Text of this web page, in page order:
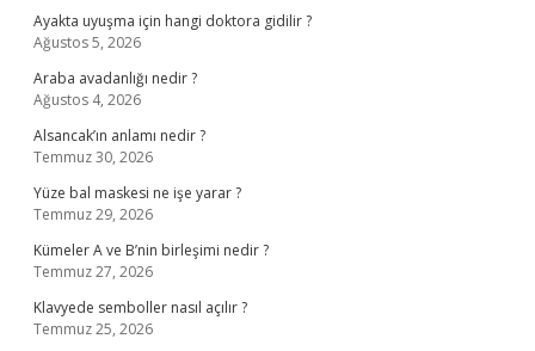
Ayakta uyuşma için hangi doktora gidilir ?
Ağustos 5, 2026
Araba avadanlığı nedir ?
Ağustos 4, 2026
Alsancak’ın anlamı nedir ?
Temmuz 30, 2026
Yüze bal maskesi ne işe yarar ?
Temmuz 29, 2026
Kümeler A ve B’nin birleşimi nedir ?
Temmuz 27, 2026
Klavyede semboller nasıl açılır ?
Temmuz 25, 2026